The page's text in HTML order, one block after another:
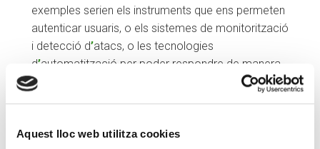
Aquest lloc web utilitza cookies
exemples serien els instruments que ens permeten
autenticar usuaris, o els sistemes de monitorització
i detecció d’atacs, o les tecnologies
d’automatització per poder respondre de manera
ràpida i estructurada.
regles del joc. Defineixen el com, el quan i el